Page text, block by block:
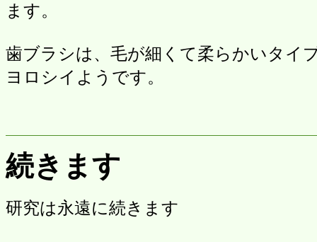
ます。
歯ブラシは、毛が細くて柔らかいタイ
ヨロシイようです。
続きます
研究は永遠に続きます